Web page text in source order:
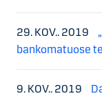
29. KOV.. 2019
bankomatuose
9. KOV.. 2019